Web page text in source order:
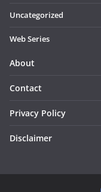
Uncategorized
Web Series
About
Contact
Privacy Policy
Disclaimer